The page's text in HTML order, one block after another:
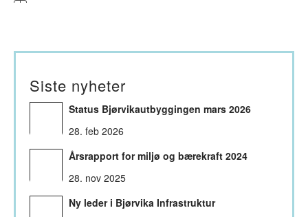
Siste nyheter
Status Bjørvikautbyggingen mars 2026
28. feb 2026
Årsrapport for miljø og bærekraft 2024
28. nov 2025
Ny leder i Bjørvika Infrastruktur